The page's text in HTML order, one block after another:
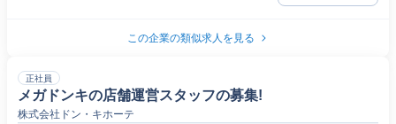
この企業の類似求人を見る
正社員
メガドンキの店舗運営スタッフの募集!
株式会社ドン・キホーテ